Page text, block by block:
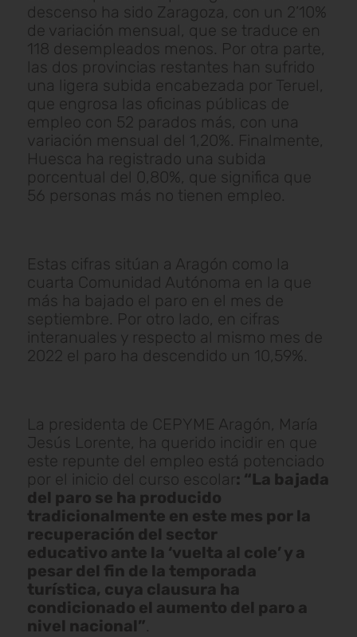
descenso ha sido Zaragoza, con un 2’10%
de variación mensual, que se traduce en
118 desempleados menos. Por otra parte,
las dos provincias restantes han sufrido
una ligera subida encabezada por Teruel,
que engrosa las oficinas públicas de
empleo con 52 parados más, con una
variación mensual del 1,20%. Finalmente,
Huesca ha registrado una subida
porcentual del 0,80%, que significa que
56 personas más no tienen empleo.
Estas cifras sitúan a Aragón como la
cuarta Comunidad Autónoma en la que
más ha bajado el paro en el mes de
septiembre. Por otro lado, en cifras
interanuales y respecto al mismo mes de
2022 el paro ha descendido un 10,59%.
La presidenta de CEPYME Aragón, María
Jesús Lorente, ha querido incidir en que
este repunte del empleo está potenciado
por el inicio del curso escolar: “La bajada
del paro se ha producido
tradicionalmente en este mes por la
recuperación del sector
educativo ante la ‘vuelta al cole’ y a
pesar del fin de la temporada
turística, cuya clausura ha
condicionado el aumento del paro a
nivel nacional”.